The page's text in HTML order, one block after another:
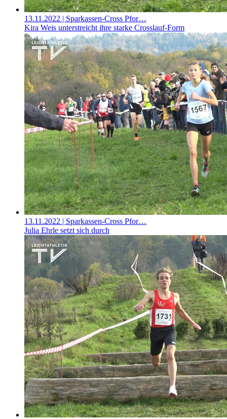
13.11.2022 | Sparkassen-Cross Pfor…
Kira Weis unterstreicht ihre starke Crosslauf-Form
13.11.2022 | Sparkassen-Cross Pfor…
Julia Ehrle setzt sich durch